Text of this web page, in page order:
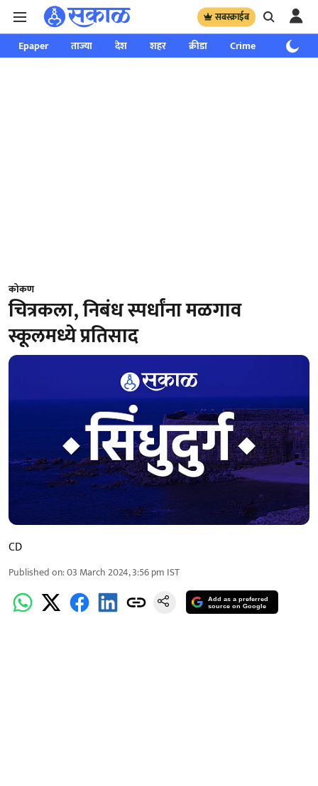
सबस्क्राईब
Epaper ताज्या देश शहर क्रीडा Crime साप्ताहिक
कोकण
चित्रकला, निबंध स्पर्धांना मळगाव
स्कूलमध्ये प्रतिसाद
CD
Published on:03 March 2024, 3:56 pm IST
Add as a preferred
source on Google